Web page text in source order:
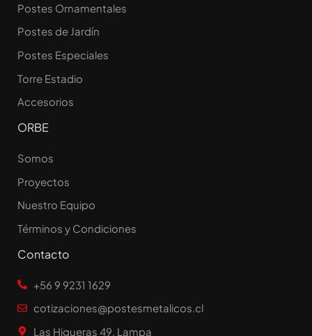
Postes Ornamentales
Postes de Jardín
Postes Especiales
Torre Estadio
Accesorios
ORBE
Somos
Proyectos
Nuestro Equipo
Términos y Condiciones
Contacto
+56 9 9231 1629
cotizaciones@postesmetalicos.cl
Las Higueras 49, Lampa